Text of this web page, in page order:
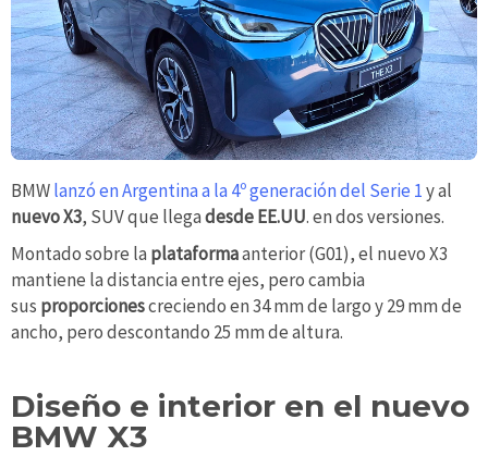
BMWlanzó en Argentina a la 4º generación del Serie 1y al
nuevo X3, SUV que llegadesde EE.UU. en dos versiones.
Montado sobre la plataformaanterior (G01), el nuevo X3
mantiene la distancia entre ejes, pero cambia
sus proporcionescreciendo en 34 mm de largo y 29 mm de
ancho, pero descontando 25 mm de altura.
Diseño e interior en el nuevo
BMW X3